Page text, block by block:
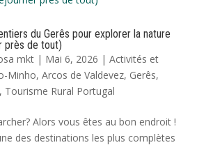
du Gerês pour explorer la nature
près de tout)
mkt| Mai 6, 2026 | Activités et
Minho, Arcos de Valdevez, Gerês,
Tourisme Rural Portugal
Alors vous êtes au bon endroit !
des destinations les plus complètes